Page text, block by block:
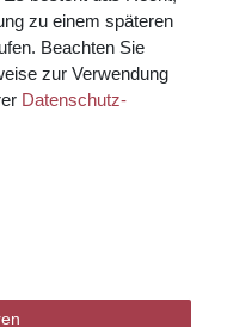
Rechte vorbehalten.
by
zu einem späteren
Beachten Sie
zur Verwendung
Daten­schutz­